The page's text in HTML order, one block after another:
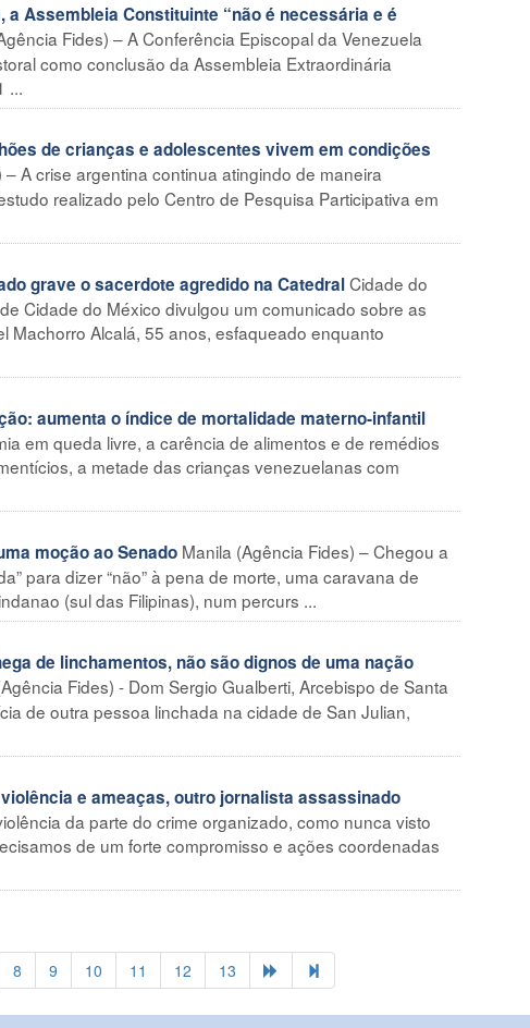
a Assembleia Constituinte “não é necessária e é
Fides) – A Conferência Episcopal da Venezuela
como conclusão da Assembleia Extraordinária
...
de crianças e adolescentes vivem em condições
A crise argentina continua atingindo de maneira
realizado pelo Centro de Pesquisa Participativa em
grave o sacerdote agredido na CatedralCidade do
Cidade do México divulgou um comunicado sobre as
Machorro Alcalá, 55 anos, esfaqueado enquanto
aumenta o índice de mortalidade materno-infantil
em queda livre, a carência de alimentos e de remédios
a metade das crianças venezuelanas com
moção ao Senado Manila (Agência Fides) – Chegou a
para dizer “não” à pena de morte, uma caravana de
(sul das Filipinas), num percurs ...
de linchamentos, não são dignos de uma nação
Fides) - Dom Sergio Gualberti, Arcebispo de Santa
de outra pessoa linchada na cidade de San Julian,
e ameaças, outro jornalista assassinado
da parte do crime organizado, como nunca visto
de um forte compromisso e ações coordenadas
8 9 10 11 12 13